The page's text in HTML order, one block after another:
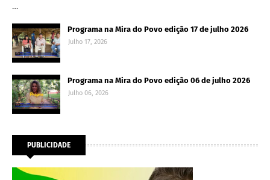
…
Programa na Mira do Povo edição 17 de julho 2026
Julho 17, 2026
Programa na Mira do Povo edição 06 de julho 2026
Julho 06, 2026
PUBLICIDADE